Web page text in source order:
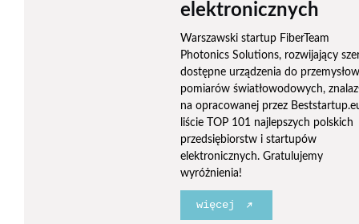
elektronicznych
Warszawski startup FiberTeam
Photonics Solutions, rozwijający
dostępne urządzenia do
pomiarów światłowodowych,
na opracowanej przez
liście TOP 101 najlepszych polskich
przedsiębiorstw i startupów
elektronicznych. Gratulujemy
wyróżnienia!
więcej